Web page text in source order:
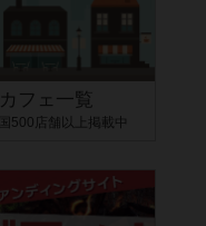
フェ一覧
500店舗以上掲載中